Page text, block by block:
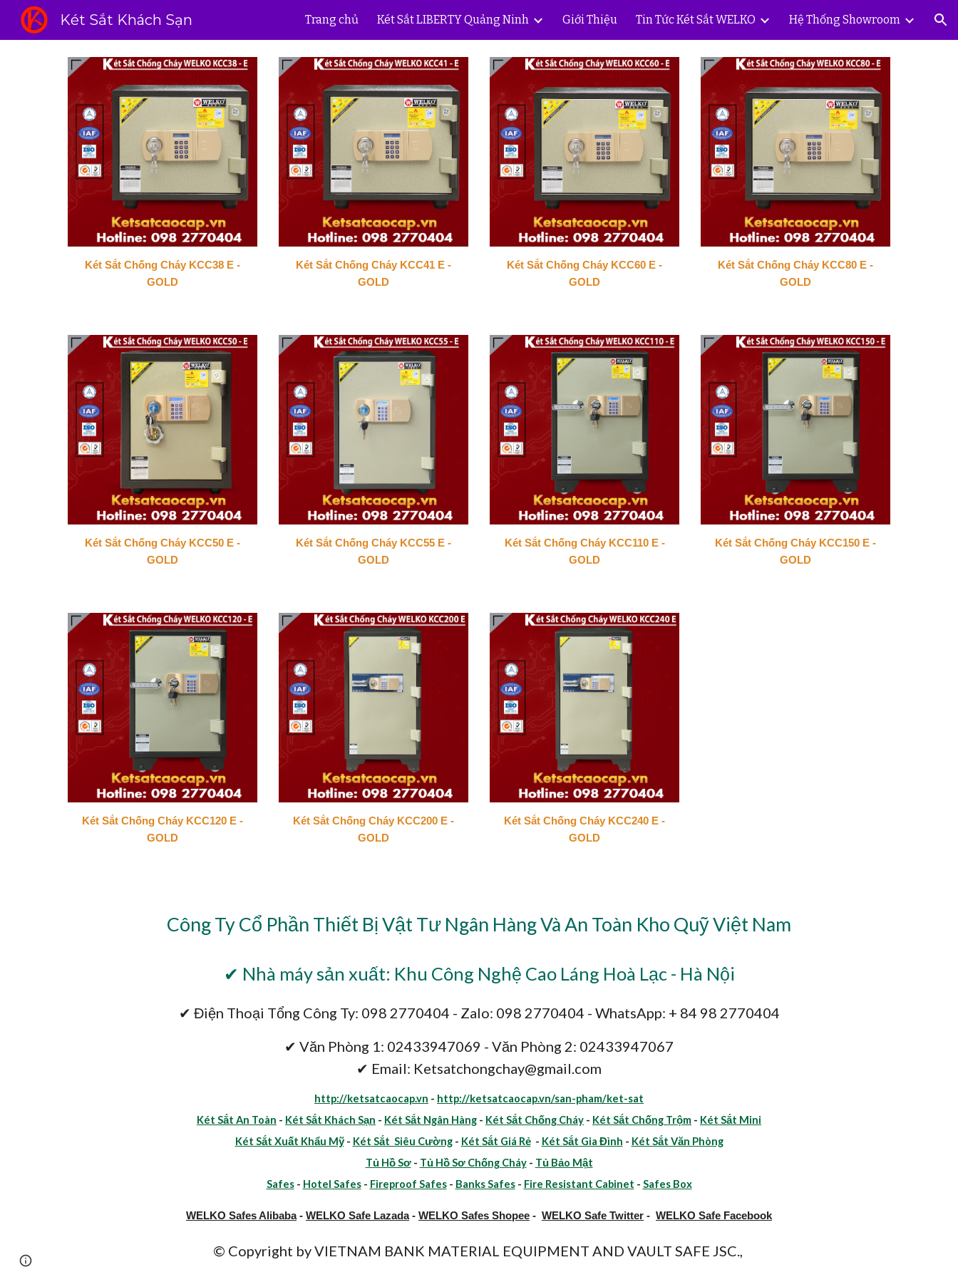
Skip to main content Skip to navigation
Két Sắt Khách Sạn Trang chủ Két Sắt LIBERTY Quảng Ninh Giới Thiệu Tin Tức Két Sắt WELKO Hệ Thống Showroom
Két Sắt Chống Cháy KCC38 E -
GOLD
Két Sắt Chống Cháy KCC41 E -
GOLD
Két Sắt Chống Cháy KCC60 E -
GOLD
Két Sắt Chống Cháy KCC80 E -
GOLD
Két Sắt Chống Cháy KCC50 E -
GOLD
Két Sắt Chống Cháy KCC55 E -
GOLD
Két Sắt Chống Cháy KCC110 E -
GOLD
Két Sắt Chống Cháy KCC150 E -
GOLD
Két Sắt Chống Cháy KCC120 E -
GOLD
Két Sắt Chống Cháy KCC200 E -
GOLD
Két Sắt Chống Cháy KCC240 E -
GOLD
Công Ty Cổ Phần Thiết Bị Vật Tư Ngân Hàng Và An Toàn Kho Quỹ Việt Nam
✔ Nhà máy sản xuất: Khu Công Nghệ Cao Láng Hoà Lạc - Hà Nội
✔ Điện Thoại Tổng Công Ty: 098 2770404 - Zalo: 098 2770404 - WhatsApp: + 84 98 2770404
✔ Văn Phòng 1: 02433947069 - Văn Phòng 2: 02433947067
✔ Email: Ketsatchongchay@gmail.com
http://ketsatcaocap.vn - http://ketsatcaocap.vn/san-pham/ket-sat
Két Sắt An Toàn - Két Sắt Khách Sạn - Két Sắt Ngân Hàng - Két Sắt Chống Cháy - Két Sắt Chống Trộm - Két Sắt Mini
Két Sắt Xuất Khẩu Mỹ- Két Sắt Siêu Cường- Két Sắt Giá Rẻ- Két Sắt Gia Đình - Két Sắt Văn Phòng
Tủ Hồ Sơ- Tủ Hồ Sơ Chống Cháy- Tủ Bảo Mật
Safes- Hotel Safes- Fireproof Safes- Banks Safes- Fire Resistant Cabinet - Safes Box
WELKO Safes Alibaba- WELKO Safe Lazada- WELKO Safes Shopee - WELKO Safe Twitter - WELKO Safe Facebook
© Copyright by VIETNAM BANK MATERIAL EQUIPMENT AND VAULT SAFE JSC.,